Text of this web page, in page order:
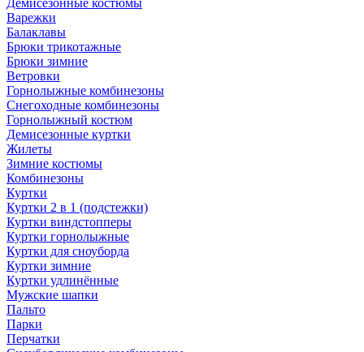
Демисезонные костюмы
Варежки
Балаклавы
Брюки трикотажные
Брюки зимние
Ветровки
Горнолыжные комбинезоны
Снегоходные комбинезоны
Горнолыжный костюм
Демисезонные куртки
Жилеты
Зимние костюмы
Комбинезоны
Куртки
Куртки 2 в 1 (подстежки)
Куртки виндстопперы
Куртки горнолыжные
Куртки для сноуборда
Куртки зимние
Куртки удлинённые
Мужские шапки
Пальто
Парки
Перчатки